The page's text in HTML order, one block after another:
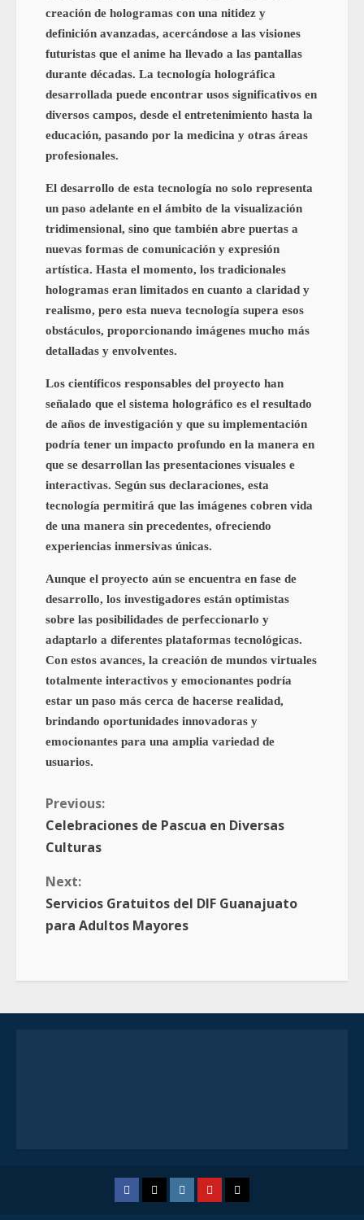
creación de hologramas con una nitidez y
definición avanzadas, acercándose a las visiones
futuristas que el anime ha llevado a las pantallas
durante décadas. La tecnología holográfica
desarrollada puede encontrar usos significativos en
diversos campos, desde el entretenimiento hasta la
educación, pasando por la medicina y otras áreas
profesionales.
El desarrollo de esta tecnología no solo representa
un paso adelante en el ámbito de la visualización
tridimensional, sino que también abre puertas a
nuevas formas de comunicación y expresión
artística. Hasta el momento, los tradicionales
hologramas eran limitados en cuanto a claridad y
realismo, pero esta nueva tecnología supera esos
obstáculos, proporcionando imágenes mucho más
detalladas y envolventes.
Los científicos responsables del proyecto han
señalado que el sistema holográfico es el resultado
de años de investigación y que su implementación
podría tener un impacto profundo en la manera en
que se desarrollan las presentaciones visuales e
interactivas. Según sus declaraciones, esta
tecnología permitirá que las imágenes cobren vida
de una manera sin precedentes, ofreciendo
experiencias inmersivas únicas.
Aunque el proyecto aún se encuentra en fase de
desarrollo, los investigadores están optimistas
sobre las posibilidades de perfeccionarlo y
adaptarlo a diferentes plataformas tecnológicas.
Con estos avances, la creación de mundos virtuales
totalmente interactivos y emocionantes podría
estar un paso más cerca de hacerse realidad,
brindando oportunidades innovadoras y
emocionantes para una amplia variedad de
usuarios.
Previous:
Celebraciones de Pascua en Diversas
Culturas
Next:
Servicios Gratuitos del DIF Guanajuato
para Adultos Mayores